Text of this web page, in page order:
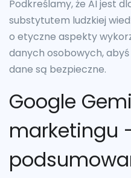
Podkreślamy, że AI jest
substytutem ludzkiej
o etyczne aspekty
danych osobowych, abyś
dane są bezpieczne.
Google
marketingu